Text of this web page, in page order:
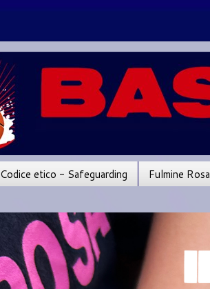
Codice etico - Safeguarding Fulmine Rosa